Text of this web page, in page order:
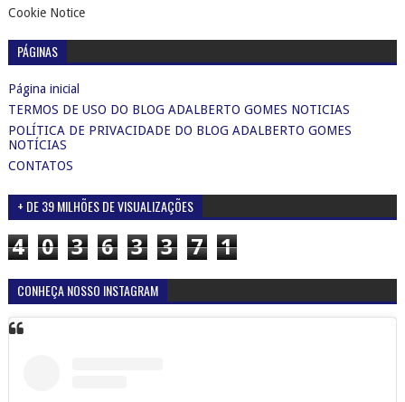
Cookie Notice
PÁGINAS
Página inicial
TERMOS DE USO DO BLOG ADALBERTO GOMES NOTICIAS
POLÍTICA DE PRIVACIDADE DO BLOG ADALBERTO GOMES
NOTÍCIAS
CONTATOS
+ DE 39 MILHÕES DE VISUALIZAÇÕES
4 0 3 6 3 3 7 1
CONHEÇA NOSSO INSTAGRAM